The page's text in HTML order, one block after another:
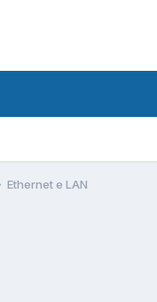
Ethernet e LAN